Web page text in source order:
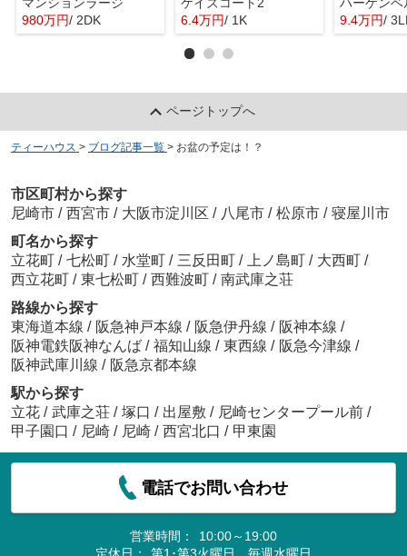
980万円/ 2DK
6.4万円/ 1K
9.4万円/
ページトップへ
ティーハウス > ブログ記事一覧 > お盆の予定は！？
市区町村から探す
尼崎市 / 西宮市 / 大阪市淀川区 / 八尾市 / 松原市 / 寝屋川市
町名から探す
立花町 / 七松町 / 水堂町 / 三反田町 / 上ノ島町 / 大西町 /
西立花町 / 東七松町 / 西難波町 / 南武庫之荘
路線から探す
東海道本線 / 阪急神戸本線 / 阪急伊丹線 / 阪神本線 /
阪神電鉄阪神なんば / 福知山線 / 東西線 / 阪急今津線 /
阪神武庫川線 / 阪急京都本線
駅から探す
立花 / 武庫之荘 / 塚口 / 出屋敷 / 尼崎センタープール前 /
甲子園口 / 尼崎 / 尼崎 / 西宮北口 / 甲東園
電話でお問い合わせ
営業時間：
10:00～19:00
定休日：
第1･第3火曜日 毎週水曜日